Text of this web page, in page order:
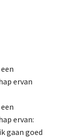
ervan
ervan:
gaan goed